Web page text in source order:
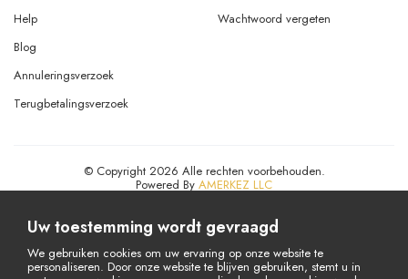
Help
Wachtwoord vergeten
Blog
Annuleringsverzoek
Terugbetalingsverzoek
© Copyright 2026 Alle rechten voorbehouden.
Powered By AMERKEZ LLC
Uw toestemming wordt gevraagd
We gebruiken cookies om uw ervaring op onze website te
personaliseren. Door onze website te blijven gebruiken, stemt u in